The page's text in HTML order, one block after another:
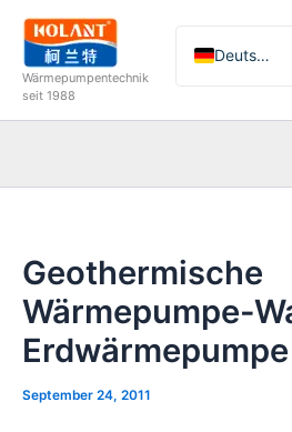
Zum
Inhalt
springen
Wärmepumpentechnik
seit 1988
Deutsch
English
Arabic
Dutch
Geothermische
Wärmepumpe-
September 24, 2011